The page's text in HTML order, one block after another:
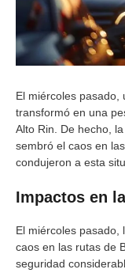
El miércoles
transformó en una
Alto Rin. De hecho,
sembró el caos en
condujeron a esta
Impactos en
El miércoles pasado,
caos en las rutas de
seguridad